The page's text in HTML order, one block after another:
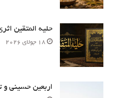
حلیه المتقین
18 جولای 2026
اربعین حسینی و